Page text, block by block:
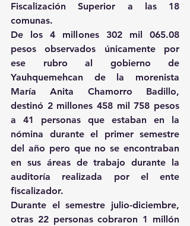
Fiscalización Superior a las 18
comunas.
De los 4 millones 302 mil 065.08
pesos observados únicamente por
ese rubro al gobierno de
Yauhquemehcan de la morenista
María Anita Chamorro Badillo,
destinó 2 millones 458 mil 758 pesos
a 41 personas que estaban en la
nómina durante el primer semestre
del año pero que no se encontraban
en sus áreas de trabajo durante la
auditoría realizada por el ente
fiscalizador.
Durante el semestre julio-diciembre,
otras 22 personas cobraron 1 millón